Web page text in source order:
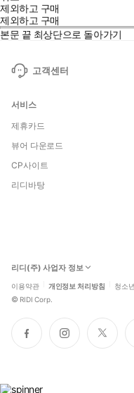
제외하고 구매
제외하고 구매
본문 끝 최상단으로 돌아가기
고객센터
서비스
제휴카드
뷰어 다운로드
CP사이트
리디바탕
리디(주) 사업자 정보
이용약관 개인정보 처리방침 청소
© RIDI Corp.
페
이
인
스
트
위